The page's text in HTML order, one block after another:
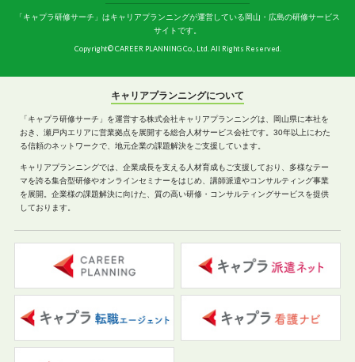
「キャプラ研修サーチ」はキャリアプランニングが運営している岡山・広島の研修サービス
サイトです。
Copyright© CAREER PLANNING Co., Ltd. All Rights Reserved.
キャリアプランニングについて
「キャプラ研修サーチ」を運営する株式会社キャリアプランニングは、岡山県に本社を
おき、瀬戸内エリアに営業拠点を展開する総合人材サービス会社です。30年以上にわた
る信頼のネットワークで、地元企業の課題解決をご支援しています。
キャリアプランニングでは、企業成長を支える人材育成もご支援しており、多様なテー
マを誇る集合型研修やオンラインセミナーをはじめ、講師派遣やコンサルティング事業
を展開。企業様の課題解決に向けた、質の高い研修・コンサルティングサービスを提供
しております。